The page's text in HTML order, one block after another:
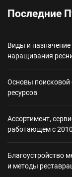
Последние
Виды и назначение
наращивания
Основы поисковой
ресурсов
Ассортимент,
работающем с
Благоустройство
и методы